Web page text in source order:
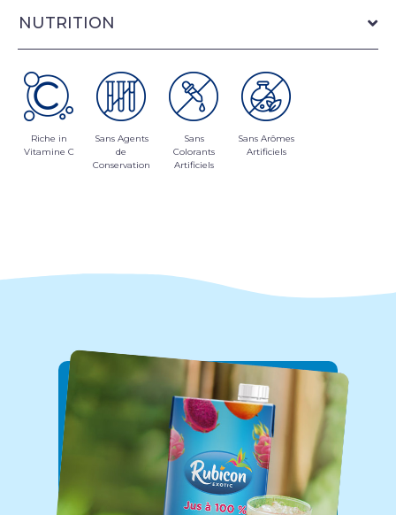
NUTRITION
Riche in
Vitamine C
Sans Agents
de
Conservation
Sans
Colorants
Artificiels
Sans Arômes
Artificiels